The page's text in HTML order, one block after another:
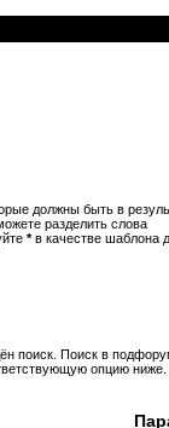
должны быть в
разделить слова
*в качестве шаблона
поиск. Поиск в
опцию ниже.